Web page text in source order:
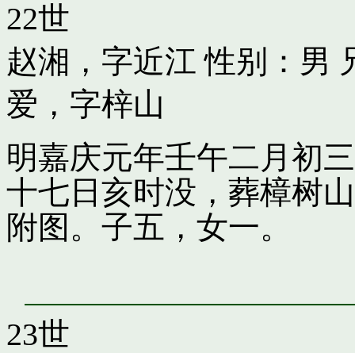
22世
赵湘，字近江 性别：男
爱，字梓山
明嘉庆元年壬午二月初
十七日亥时没，葬樟树
附图。子五，女一。
23世